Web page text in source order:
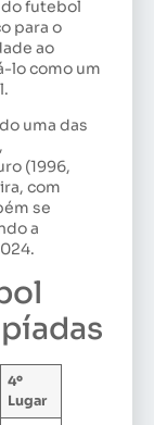
futebol
para o
ao
lo como um
uma das
(1996,
com
se
a
4º
Lugar